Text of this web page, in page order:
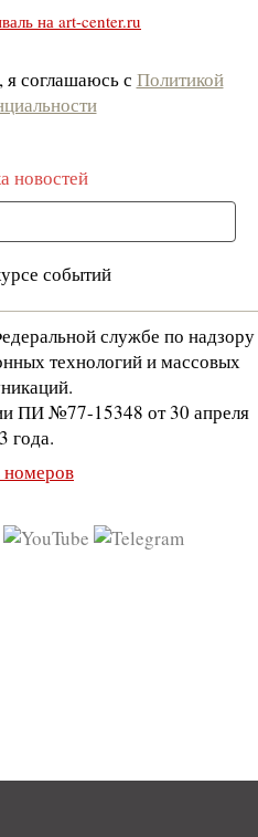
соглашаюсь с Политикой
новостей
событий
службе по надзору
технологий и массовых
ПИ №77-15348 от 30 апреля
года.